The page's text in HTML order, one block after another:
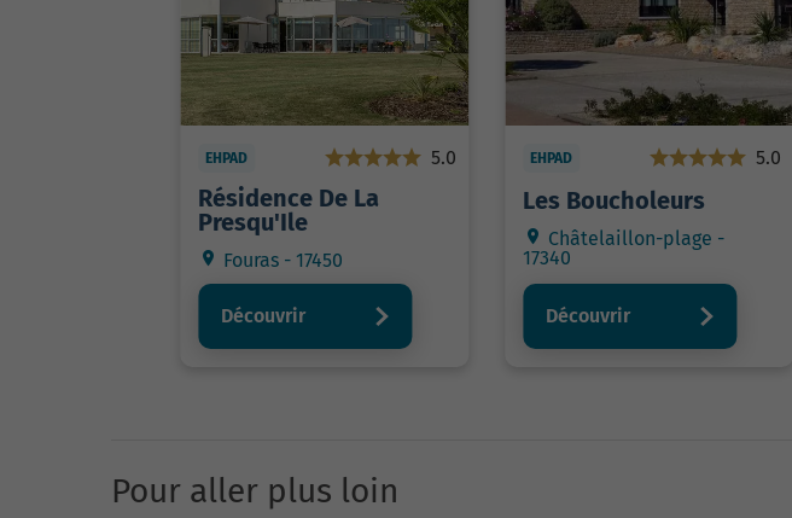
EHPAD 5.0
Résidence De La
Presqu'Ile
Fouras - 17450
Découvrir
EHPAD 5.0
Les Boucholeurs
Châtelaillon-plage -
17340
Découvrir
Pour aller plus loin